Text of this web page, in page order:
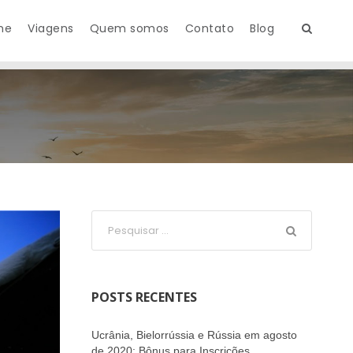
Viagens Quem somos Contato Blog
POSTS RECENTES
Ucrânia, Bielorrússia e Rússia em agosto